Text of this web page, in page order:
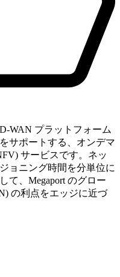
WAN プラットフォーム
サポートする、オンデマ
サービスです。ネッ
ョニング時間を分単位に
て、Megaport のグロー
の利点をエッジに近づ